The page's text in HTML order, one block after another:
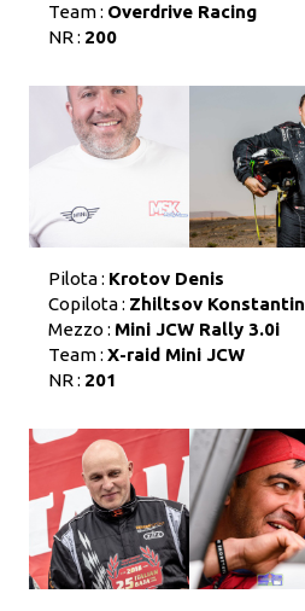
Team : Overdrive Racing
NR : 200
Pilota : Krotov Denis
Copilota : Zhiltsov Konstantin
Mezzo : Mini JCW Rally 3.0i
Team : X-raid Mini JCW
NR : 201